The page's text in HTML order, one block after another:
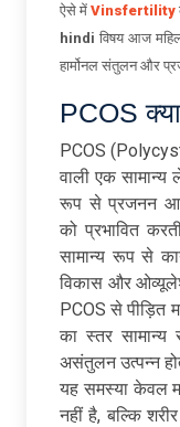
ऐसे में Vinsfertility
hindi विषय आज
हार्मोनल संतुलन और
PCOS
PCOS
वाली एक सामान्य
रूप से प्रजनन
को प्रभावित
सामान्य रूप से
विकास और
PCOS से पीड़ित
का स्तर
असंतुलन उत्पन्न
यह समस्या केवल
नहीं है, बल्कि